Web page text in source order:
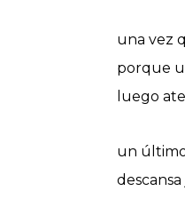
una vez
porque
luego
un